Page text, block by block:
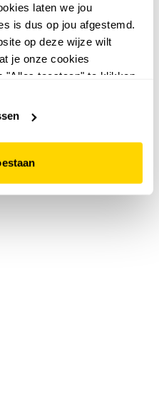
laten we jou
is dus op jou afgestemd.
op deze wijze wilt
je onze cookies
"Alles toestaan" te klikken.